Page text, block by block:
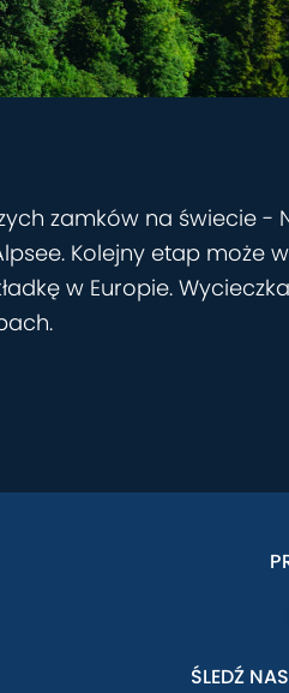
zamków na świecie -
Kolejny etap może
w Europie.
ŚLEDŹ